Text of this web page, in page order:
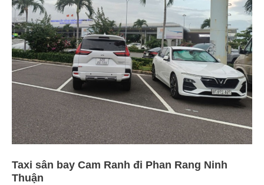
Taxi sân bay Cam Ranh đi Phan Rang Ninh
Thuận